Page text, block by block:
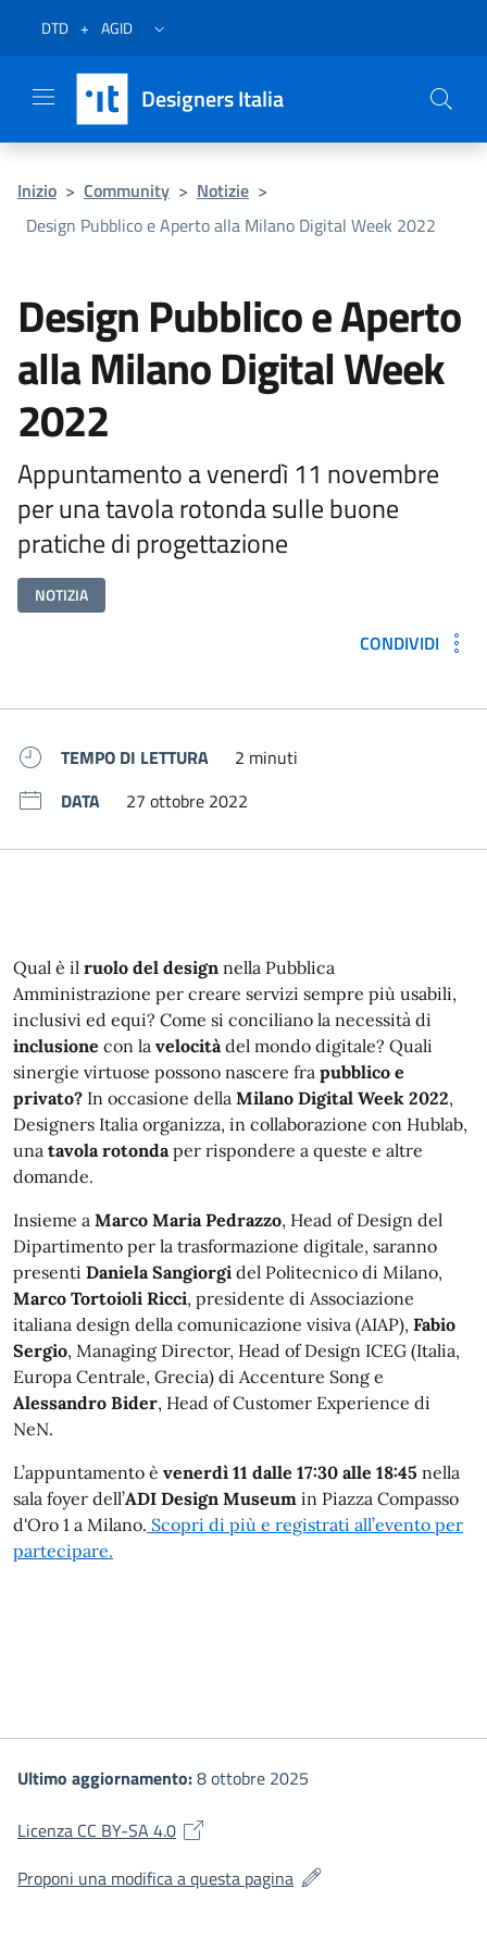
Vai al menu
Vai al contenuto
Questa pagina è stata utile?
Vai al piede
Dichiarazione di accessibilità (link esterno su sito AgID)
DTD + AGID Apri/chiudi menu secondario
Designers Italia
Inizio > Community > Notizie >
Design Pubblico e Aperto alla Milano Digital Week 2022
Design Pubblico e Aperto
alla Milano Digital Week
2022
Appuntamento a venerdì 11 novembre
per una tavola rotonda sulle buone
pratiche di progettazione
NOTIZIA
CONDIVIDI
TEMPO DI LETTURA
2 minuti
DATA
27 ottobre 2022
Qual è il ruolo del design nella Pubblica
Amministrazione per creare servizi sempre più usabili,
inclusivi ed equi? Come si conciliano la necessità di
inclusione con la velocità del mondo digitale? Quali
sinergie virtuose possono nascere fra pubblico e
privato? In occasione della Milano Digital Week 2022,
Designers Italia organizza, in collaborazione con Hublab,
una tavola rotonda per rispondere a queste e altre
domande.
Insieme a Marco Maria Pedrazzo, Head of Design del
Dipartimento per la trasformazione digitale, saranno
presenti Daniela Sangiorgi del Politecnico di Milano,
Marco Tortoioli Ricci, presidente di Associazione
italiana design della comunicazione visiva (AIAP), Fabio
Sergio, Managing Director, Head of Design ICEG (Italia,
Europa Centrale, Grecia) di Accenture Song e
Alessandro Bider, Head of Customer Experience di
NeN.
L’appuntamento è venerdì 11 dalle 17:30 alle 18:45 nella
sala foyer dell’ADI Design Museum in Piazza Compasso
d'Oro 1 a Milano. Scopri di più e registrati all’evento per
partecipare.
Ultimo aggiornamento:8 ottobre 2025
Licenza CC BY-SA 4.0(si apre in una nuova finestra)
Proponi una modifica a questa pagina (si apre in una nuova